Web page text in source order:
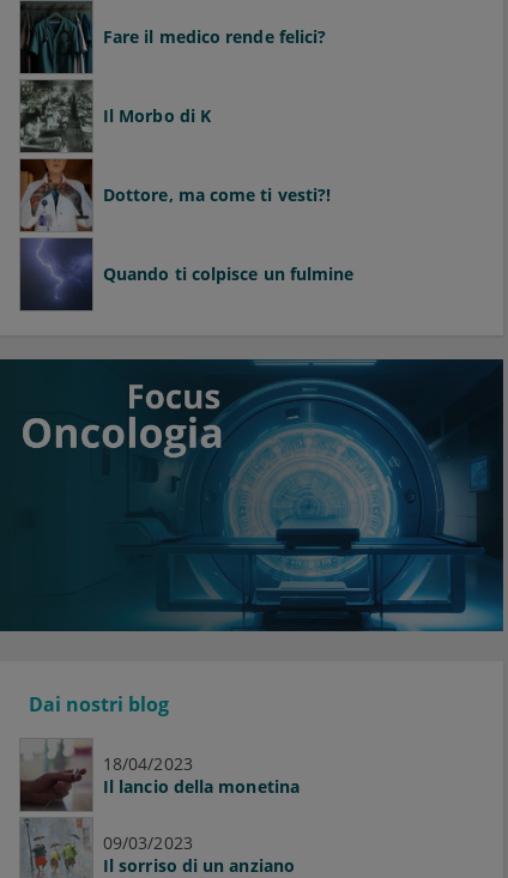
Fare il medico rende felici?
Il Morbo di K
Dottore, ma come ti vesti?!
Quando ti colpisce un fulmine
Dai nostri blog
18/04/2023
Il lancio della monetina
09/03/2023
Il sorriso di un anziano